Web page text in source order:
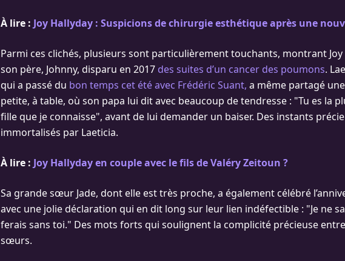
À lire : Joy Hallyday : Suspicions de chirurgie esthétique après une
Parmi ces clichés, plusieurs sont particulièrement touchants, montrant Joy
son père, Johnny, disparu en 2017 des suites d’un cancer des poumons.
qui a passé du bon temps cet été avec Frédéric Suant, a même partagé
petite, à table, où son papa lui dit avec beaucoup de tendresse : "Tu es la
fille que je connaisse", avant de lui demander un baiser. Des instants
immortalisés par Laeticia.
À lire : Joy Hallyday en couple avec le fils de Valéry Zeitoun ?
Sa grande sœur Jade, dont elle est très proche, a également célébré
avec une jolie déclaration qui en dit long sur leur lien indéfectible : "Je ne
ferais sans toi." Des mots forts qui soulignent la complicité précieuse
sœurs.